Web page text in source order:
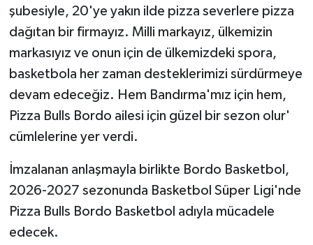
şubesiyle, 20'ye yakın ilde pizza severlere pizza
dağıtan bir firmayız. Milli markayız, ülkemizin
markasıyız ve onun için de ülkemizdeki spora,
basketbola her zaman desteklerimizi sürdürmeye
devam edeceğiz. Hem Bandırma'mız için hem,
Pizza Bulls Bordo ailesi için güzel bir sezon olur'
cümlelerine yer verdi.
İmzalanan anlaşmayla birlikte Bordo Basketbol,
2026-2027 sezonunda Basketbol Süper Ligi'nde
Pizza Bulls Bordo Basketbol adıyla mücadele
edecek.